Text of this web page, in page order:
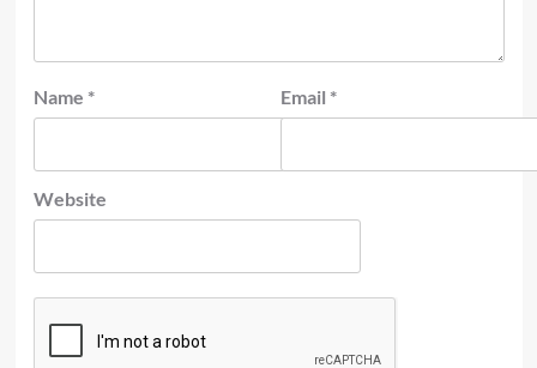
Name * Email *
Website